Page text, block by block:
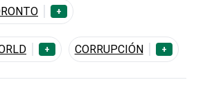
+
+ CORRUPCIÓN +